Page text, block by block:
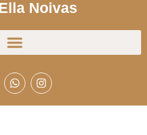
Noivas